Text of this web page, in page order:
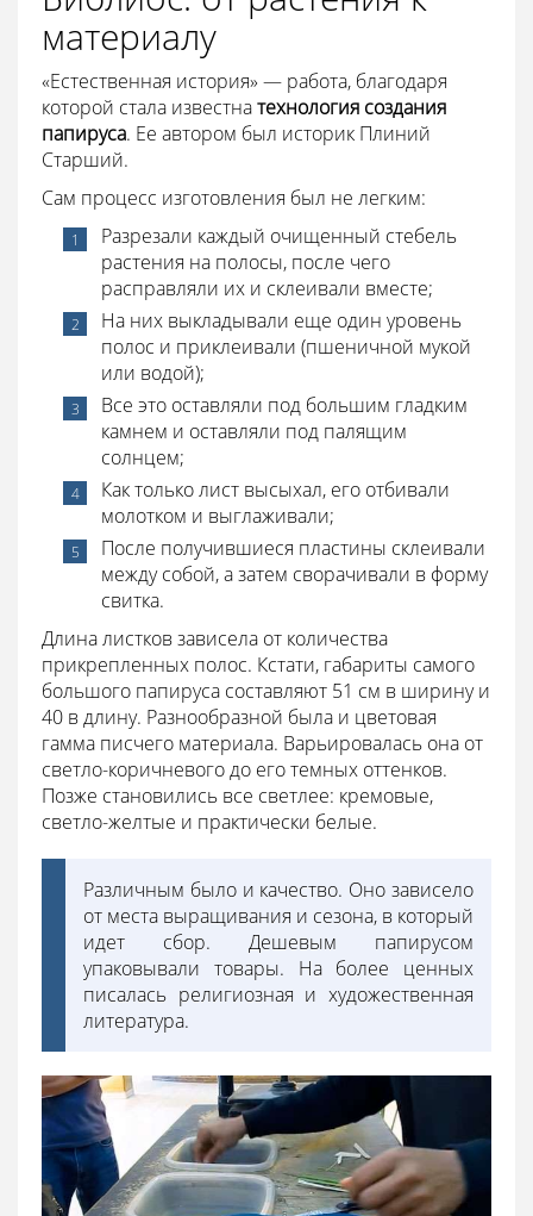
материалу
«Естественная история» — работа, благодаря
которой стала известнатехнология создания
папируса. Ее автором был историк Плиний
Старший.
Сам процесс изготовления был не легким:
Разрезали каждый очищенный стебель
растения на полосы, после чего
расправляли их и склеивали вместе;
На них выкладывали еще один уровень
полос и приклеивали (пшеничной мукой
или водой);
Все это оставляли под большим гладким
камнем и оставляли под палящим
солнцем;
Как только лист высыхал, его отбивали
молотком и выглаживали;
После получившиеся пластины склеивали
между собой, а затем сворачивали в форму
свитка.
Длина листков зависела от количества
прикрепленных полос. Кстати, габариты самого
большого папируса составляют 51 см в ширину и
40 в длину. Разнообразной была и цветовая
гамма писчего материала. Варьировалась она от
светло-коричневого до его темных оттенков.
Позже становились все светлее: кремовые,
светло-желтые и практически белые.
Различным было и качество. Оно зависело
от места выращивания и сезона, в который
идет сбор. Дешевым папирусом
упаковывали товары. На более ценных
писалась религиозная и художественная
литература.